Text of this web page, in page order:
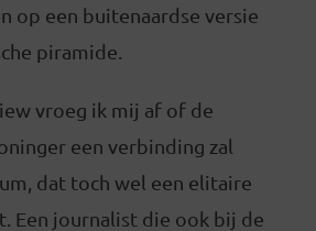
op een buitenaardse versie
piramide.
vroeg ik mij af of de
een verbinding zal
dat toch wel een elitaire
Een journalist die ook bij de